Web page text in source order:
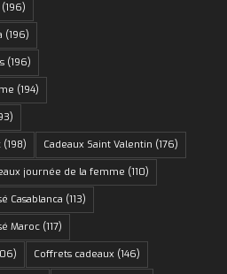
(196)
(196)
(196)
(194)
(198) Cadeaux Saint Valentin (176)
journée de la femme (110)
Casablanca (113)
Maroc(117)
Coffrets cadeaux (146)